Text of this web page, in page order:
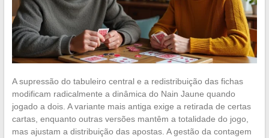
A supressão do tabuleiro central e a redistribuição das fichas
modificam radicalmente a dinâmica do Nain Jaune quando
jogado a dois. A variante mais antiga exige a retirada de certas
cartas, enquanto outras versões mantêm a totalidade do jogo,
mas ajustam a distribuição das apostas. A gestão da contagem